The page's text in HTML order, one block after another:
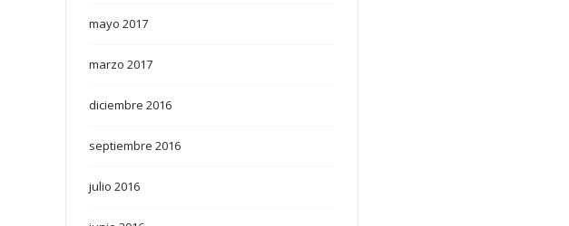
mayo 2017
marzo 2017
diciembre 2016
septiembre 2016
julio 2016